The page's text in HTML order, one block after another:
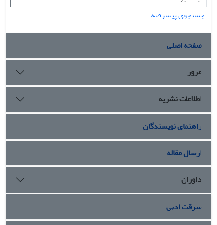
جستجوی پیشرفته
صفحه اصلی
مرور
اطلاعات نشریه
راهنمای نویسندگان
ارسال مقاله
داوران
سرقت ادبی